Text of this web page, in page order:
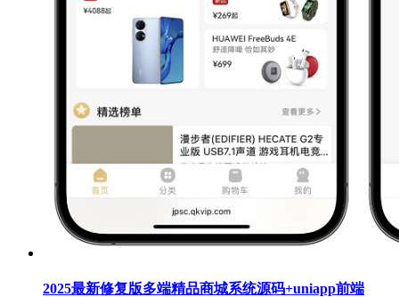
2025最新修复版多端精品商城系统源码+uniapp前端